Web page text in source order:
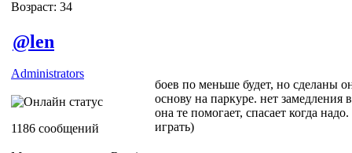
Возраст: 34
@len
Administrators
1186 сообщений
боев по меньше будет, но сделаны
основу на паркуре. нет замедления
она те помогает, спасает когда
играть)